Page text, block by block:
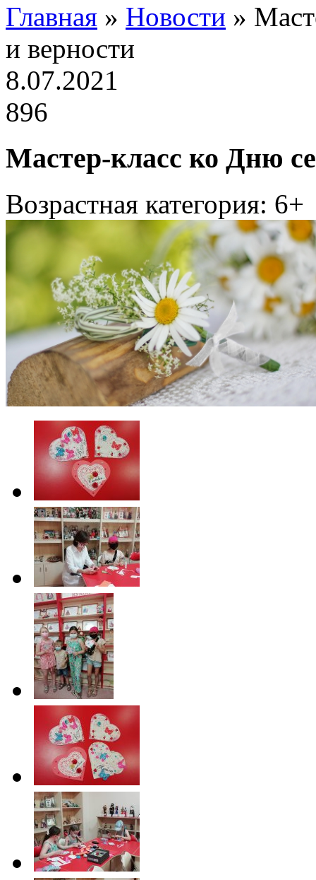
Главная » Новости »
и верности
8.07.2021
896
Мастер-класс ко Дню
Возрастная категория: 6+